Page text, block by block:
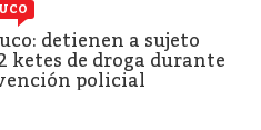
detienen a sujeto
ketes de droga durante
policial